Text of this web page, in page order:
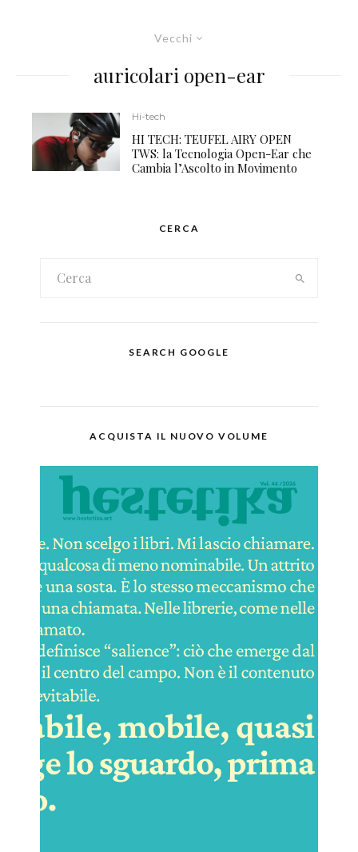
Vecchi
auricolari open-ear
Hi-tech
HI TECH: TEUFEL AIRY OPEN
TWS: la Tecnologia Open-Ear che
Cambia l’Ascolto in Movimento
CERCA
SEARCH GOOGLE
ACQUISTA IL NUOVO VOLUME